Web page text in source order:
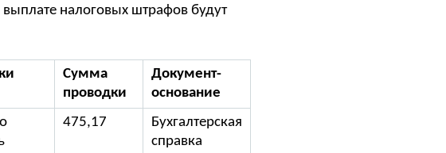
налоговых штрафов будут
Сумма
проводки
Документ-
основание
475,17
Бухгалтерская
справка